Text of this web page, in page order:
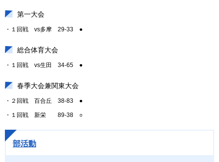
第一大会
・１回戦 vs多摩 29-33 ●
総合体育大会
・１回戦 vs生田 34-65 ●
春季大会兼関東大会
・２回戦 百合丘 38-83 ●
・１回戦 新栄 89-38 ○
部活動